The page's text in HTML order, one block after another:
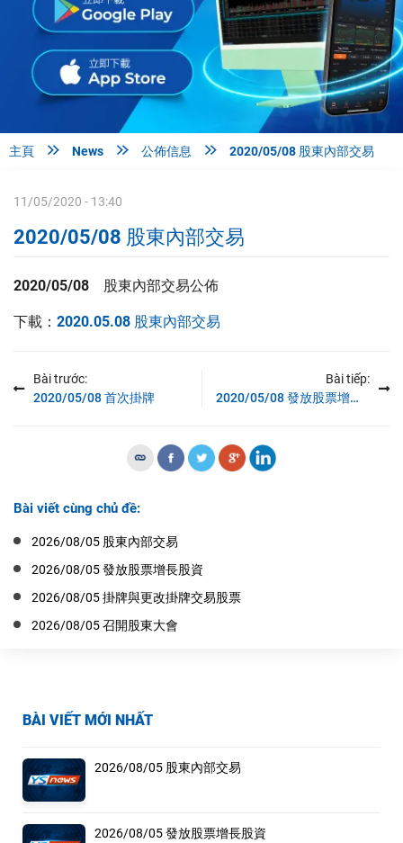
主頁  News  公佈信息  2020/05/08 股東內部交易
BÀI VIẾT MỚI NHẤT
2026/08/05 股東內部交易
2026/08/05 發放股票增長股資
11/05/2020 - 13:40
2020/05/08 股東內部交易
2020/05/08 股東內部交易公佈
下載： 2020.05.08 股東內部交易
Bài trước:
2020/05/08 首次掛牌
Bài tiếp:
2020/05/08 發放股票增長股資
Bài viết cùng chủ đề:
2026/08/05 股東內部交易
2026/08/05 發放股票增長股資
2026/08/05 掛牌與更改掛牌交易股票
2026/08/05 召開股東大會